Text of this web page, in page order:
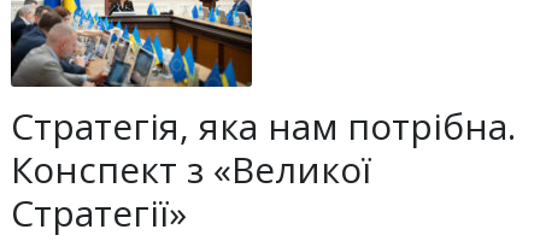
Стратегія, яка нам потрібна.
Конспект з «Великої
Стратегії»